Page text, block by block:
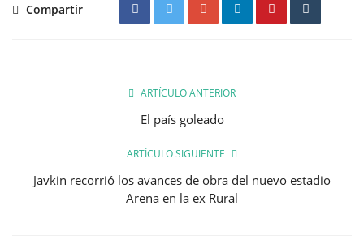
Compartir
ARTÍCULO ANTERIOR
El país goleado
ARTÍCULO SIGUIENTE
Javkin recorrió los avances de obra del nuevo estadio
Arena en la ex Rural